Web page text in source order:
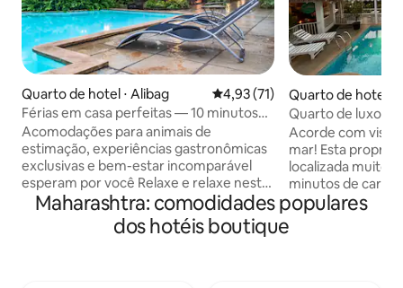
Quarto de hotel ⋅ Alibag 4,93 de uma avaliação média
4,93 (71)
Férias em casa perfeitas — 10 minutos
até a praia
Acomodações para animais de
estimação, experiências gastronômicas
exclusivas e bem-estar incomparável
esperam por você Relaxe e relaxe neste
espaço calmo e elegante. Grandes
quartos em estilo ensuite Cottage em
uma plantação de coco estabelecida em
Quarto de hotel ⋅
Quarto de luxo
pôr do sol, perto
Acorde com
mar! Esta
localizada muito
minutos de
experiência
Insta! Este é um hotel boutique único,
Maharashtra: comodidades populares
dos hotéis boutique